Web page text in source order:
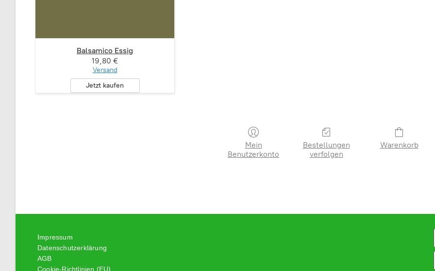
Balsamico Essig
19,80 €
Versand
Jetzt kaufen
Mein
Benutzerkonto
Bestellungen
verfolgen
Warenkorb
Impressum
Datenschutzerklärung
AGB
Cookie-Richtlinien (EU)